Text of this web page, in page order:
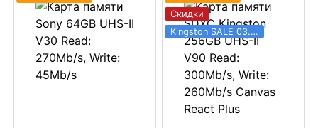
Скидки
Kingston SALE 03.06 - 31.08